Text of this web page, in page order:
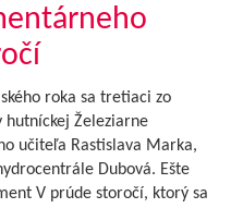
roka sa tretiaci zo
hutníckej Železiarne
učiteľa Rastislava Marka,
Dubová. Ešte
V prúde storočí, ktorý sa